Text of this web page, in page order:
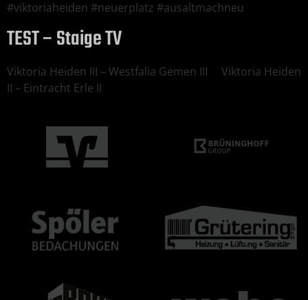
#viktoriaheiden #neuerplatz #ausaltmachneu
TEST – Staige TV
Viktoria Heiden III – Westfalia Gemen III Viktoria Heiden
II – Eintracht Erle II